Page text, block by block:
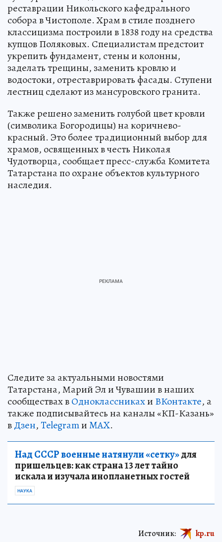
реставрации Никольского кафедрального
собора в Чистополе. Храм в стиле позднего
классицизма построили в 1838 году на средства
купцов Поляковых. Специалистам предстоит
укрепить фундамент, стены и колонны,
заделать трещины, заменить кровлю и
водостоки, отреставрировать фасады. Ступени
лестниц сделают из мансуровского гранита.
Также решено заменить голубой цвет кровли
(символика Богородицы) на коричнево-
красный. Это более традиционный выбор для
храмов, освященных в честь Николая
Чудотворца, сообщает пресс-служба Комитета
Татарстана по охране объектов культурного
наследия.
Следите за актуальными новостями
Татарстана, Марий Эл и Чувашии в наших
сообществах вОдноклассникахи ВКонтакте, а
также подписывайтесь на каналы «КП-Казань»
вДзен,TelegramиMAX.
Над СССР военные натянули «сетку»для
пришельцев: как страна 13 лет тайно
искала и изучала инопланетных гостей
НАУКА
Источник: kp.ru